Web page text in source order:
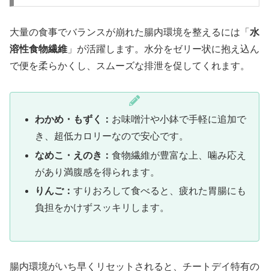
大量の食事でバランスが崩れた腸内環境を整えるには「 水
溶性食物繊維 」が活躍します。水分をゼリー状に抱え込ん
で便を柔らかくし、スムーズな排泄を促してくれます。
わかめ・もずく： お味噌汁や小鉢で手軽に追加で
き、超低カロリーなので安心です。
なめこ・えのき：食物繊維が豊富な上、噛み応え
があり満腹感を得られます。
りんご：すりおろして食べると、疲れた胃腸にも
負担をかけずスッキリします。
腸内環境がいち早くリセットされると、チートデイ特有の